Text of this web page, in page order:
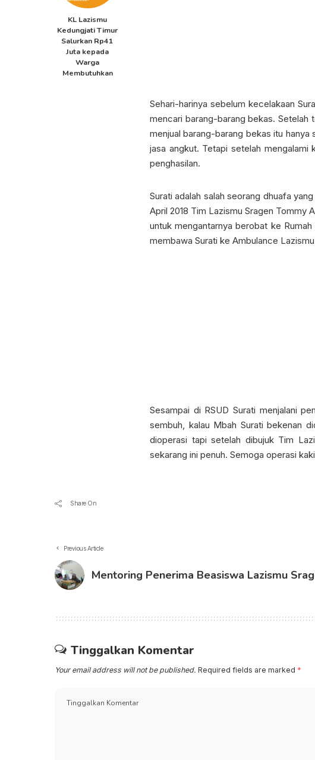
KL Lazismu
Kedungjati Timur
Salurkan Rp41
Juta kepada
Warga
Membutuhkan
Sehari-harinya sebelum kecelakaan
mencari barang-barang bekas. Setelah
menjual barang-barang bekas itu hanya
jasa angkut. Tetapi setelah
penghasilan.
Surati adalah salah seorang dhuafa
April 2018 Tim Lazismu Sragen Tommy
untuk mengantarnya berobat ke
membawa Surati ke Ambulance
Sesampai di RSUD Surati menjalani
sembuh, kalau Mbah Surati bekenan
dioperasi tapi setelah dibujuk Tim
sekarang ini penuh. Semoga operasi
Share On
Previous Article
Mentoring Penerima Beasiswa Lazismu
Tinggalkan Komentar
Your email address will not be published. Required fields are marked *